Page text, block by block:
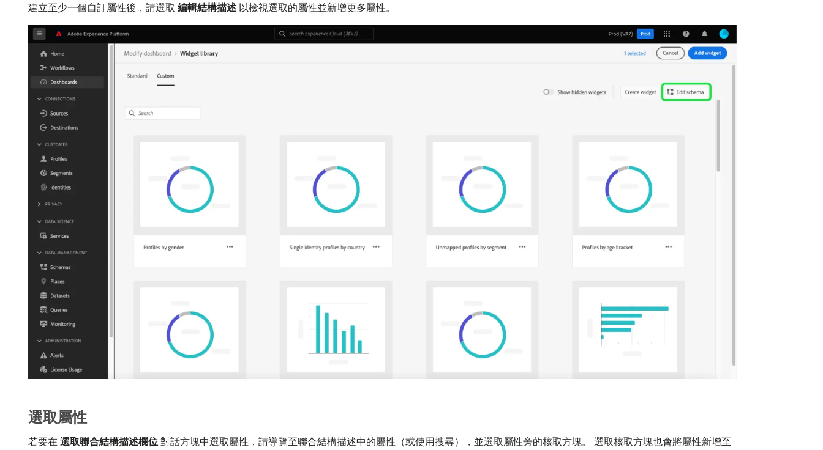
建立至少一個自訂屬性後，請選取​ 編輯結構描述 ​以檢視選取的屬性並新增更多屬性。
選取屬性
若要在​ 選取聯合結構描述欄位 ​對話方塊中選取屬性，請導覽至聯合結構描述中的屬性（或使用搜尋），並選取屬性旁的核取方塊。 選取核取方塊也會將屬性新增至